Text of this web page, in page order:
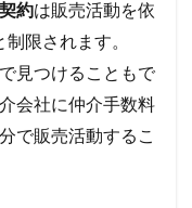
約は販売活動を依
限されます。
見つけることもで
会社に仲介手数料
で販売活動するこ